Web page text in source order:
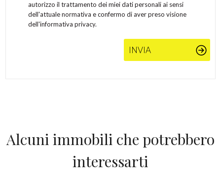
autorizzo il trattamento dei miei dati personali ai sensi
dell'attuale normativa e confermo di aver preso visione
dell'informativa privacy.
INVIA
Alcuni immobili che potrebbero
interessarti